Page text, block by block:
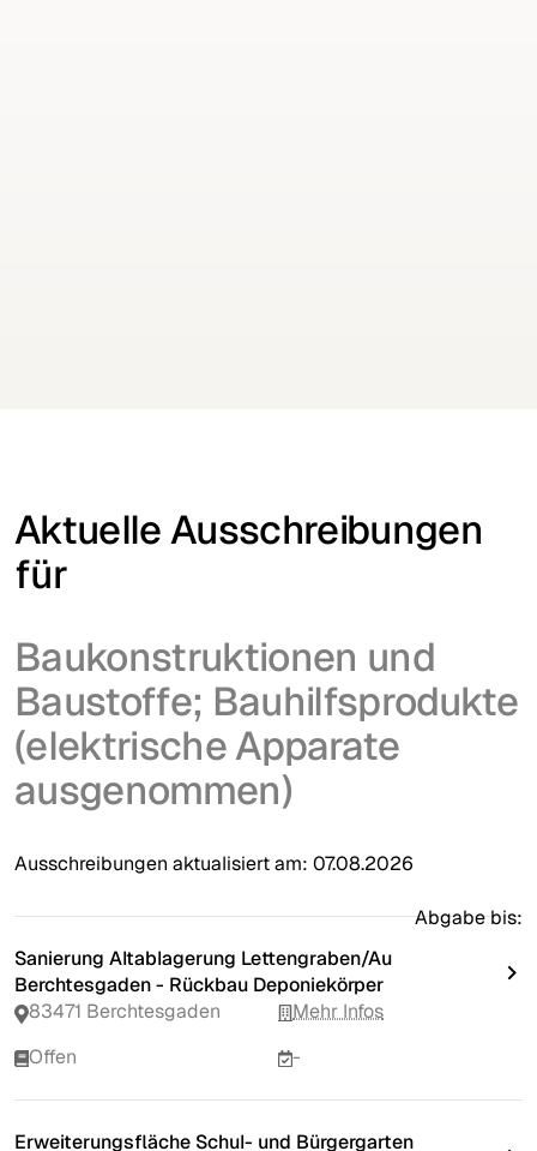
Aktuelle Ausschreibungen
für
Baukonstruktionen und
Baustoffe; Bauhilfsprodukte
(elektrische Apparate
ausgenommen)
Ausschreibungen aktualisiert am: 07.08.2026
Abgabe bis:
Sanierung Altablagerung Lettengraben/Au
Berchtesgaden - Rückbau Deponiekörper
83471 Berchtesgaden
Mehr Infos
Offen
-
Erweiterungsfläche Schul- und Bürgergarten